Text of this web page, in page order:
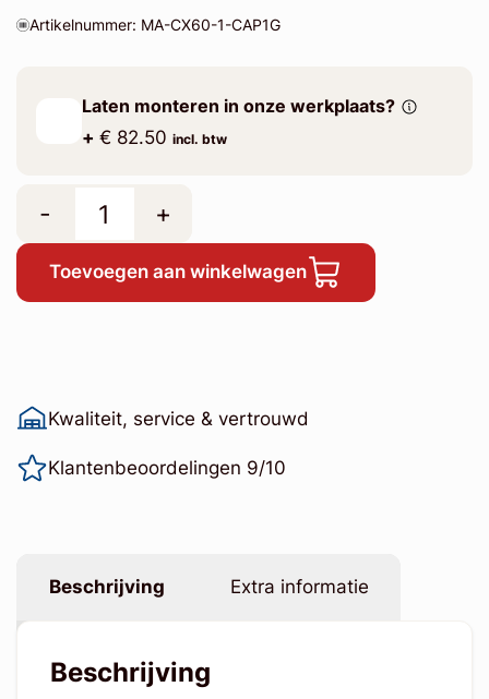
Artikelnummer: MA-CX60-1-CAP1G
Laten monteren in onze werkplaats?
+ € 82.50 incl. btw
- +
Toevoegen aan winkelwagen
Kwaliteit, service & vertrouwd
Klantenbeoordelingen 9/10
Beschrijving Extra informatie
Beschrijving